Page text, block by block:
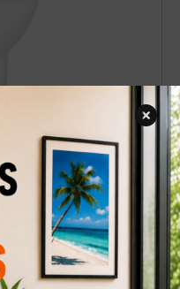
Rabais